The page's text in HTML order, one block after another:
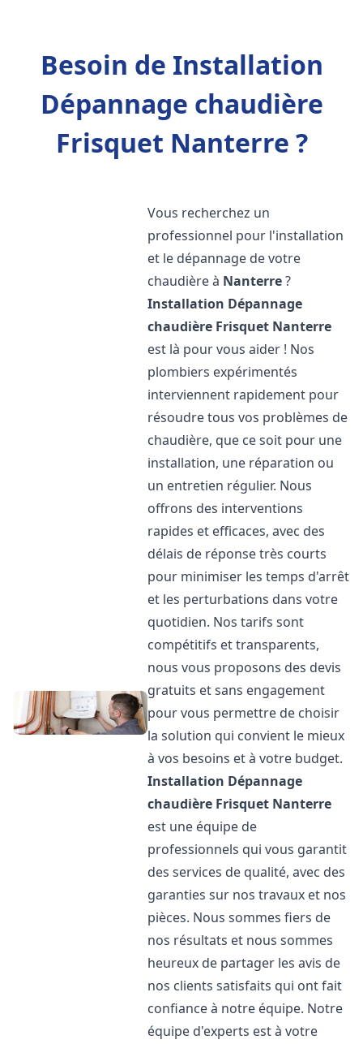
Besoin de Installation
Dépannage chaudière
Frisquet Nanterre ?
Vous recherchez un
professionnel pour l'installation
et le dépannage de votre
chaudière à Nanterre?
Installation Dépannage
chaudière Frisquet Nanterre
est là pour vous aider ! Nos
plombiers expérimentés
interviennent rapidement pour
résoudre tous vos problèmes de
chaudière, que ce soit pour une
installation, une réparation ou
un entretien régulier. Nous
offrons des interventions
rapides et efficaces, avec des
délais de réponse très courts
pour minimiser les temps d'arrêt
et les perturbations dans votre
quotidien. Nos tarifs sont
compétitifs et transparents,
nous vous proposons des devis
gratuits et sans engagement
pour vous permettre de choisir
la solution qui convient le mieux
à vos besoins et à votre budget.
Installation Dépannage
chaudière Frisquet Nanterre
est une équipe de
professionnels qui vous garantit
des services de qualité, avec des
garanties sur nos travaux et nos
pièces. Nous sommes fiers de
nos résultats et nous sommes
heureux de partager les avis de
nos clients satisfaits qui ont fait
confiance à notre équipe. Notre
équipe d'experts est à votre